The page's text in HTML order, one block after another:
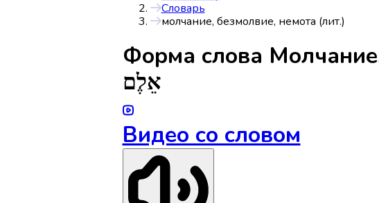
Словарь
молчание, безмолвие, немота (лит.)
Форма слова
אֵלֶם
Видео со словом